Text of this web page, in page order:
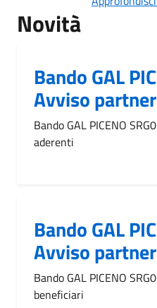
Novità
Bando GAL
Avviso
Bando GAL PICENO
aderenti
Bando GAL
Avviso
Bando GAL PICENO
beneficiari